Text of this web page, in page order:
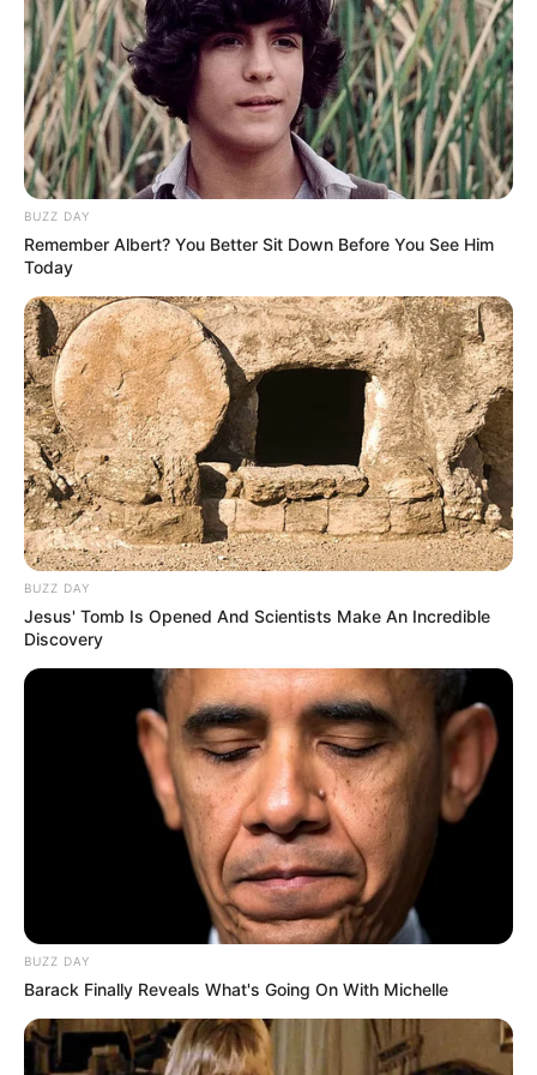
Baca juga:Biodata, Profil dan Fakta Kim Feel
(foto: instagram/eden_yh)
Daftar isi
BUZZ DAY
Remember Albert? You Better Sit Down Before You See Him
Today
BUZZ DAY
Jesus' Tomb Is Opened And Scientists Make An Incredible
Discovery
BUZZ DAY
Barack Finally Reveals What's Going On With Michelle